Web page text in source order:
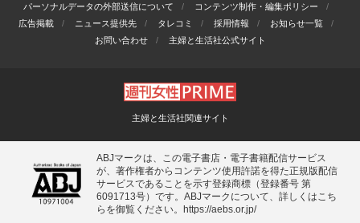
パーソナルデータの外部送信について
コンテンツ制作・編集ポリシー
広告掲載
ニュース提供先 タレコミ 採用情報
お知らせ一覧
お問い合わせ
主婦と生活社公式サイト
主婦と生活社関連サイト
ABJマークは、この電子書店・電子書籍配信サービス
が、著作権者からコンテンツ使用許諾を得た正規版配信
サービスであることを示す登録商標（登録番号 第
6091713号）です。ABJマークについて、詳しくはこち
らを御覧ください。
https://aebs.or.jp/